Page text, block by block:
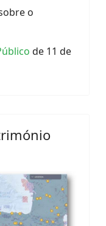
o
de 11 de